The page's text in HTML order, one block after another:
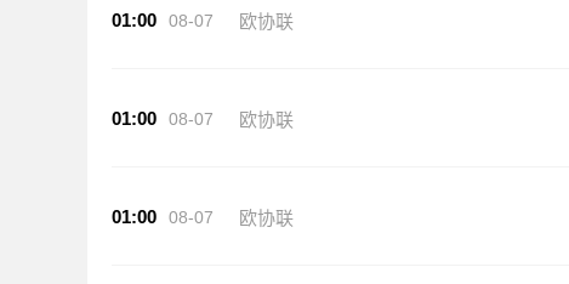
01:00 08-07 欧协联
01:00 08-07 欧协联
01:00 08-07 欧协联